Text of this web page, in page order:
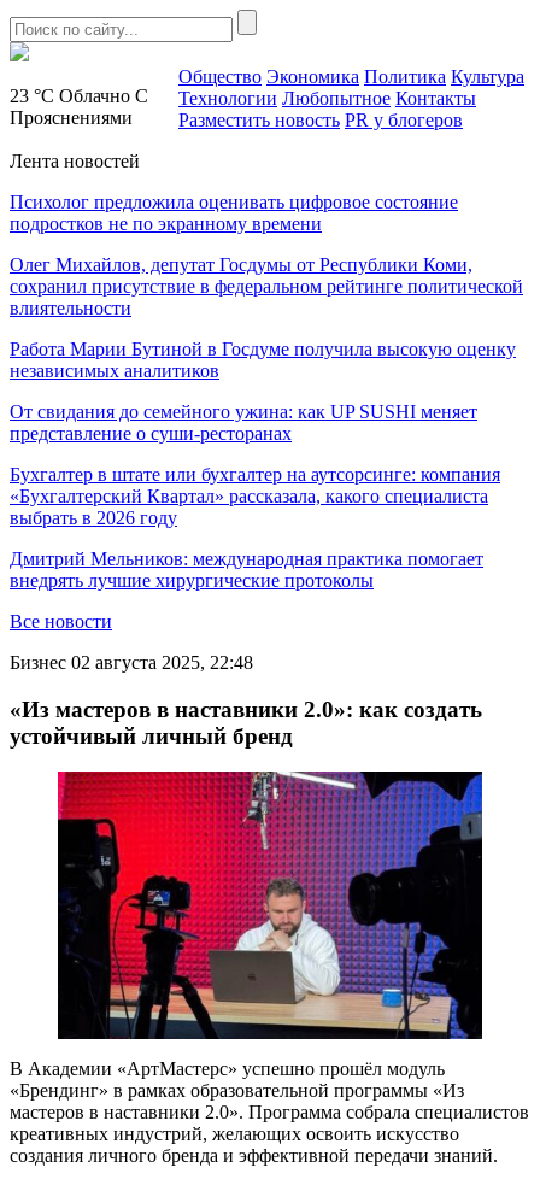
23 °C Облачно С
Прояснениями
Общество Экономика Политика Культура
Технологии Любопытное Контакты
Разместить новость PR у блогеров
Лента новостей
Психолог предложила оценивать цифровое состояние
подростков не по экранному времени
Олег Михайлов, депутат Госдумы от Республики Коми,
сохранил присутствие в федеральном рейтинге политической
влиятельности
Работа Марии Бутиной в Госдуме получила высокую оценку
независимых аналитиков
От свидания до семейного ужина: как UP SUSHI меняет
представление о суши-ресторанах
Бухгалтер в штате или бухгалтер на аутсорсинге: компания
«Бухгалтерский Квартал» рассказала, какого специалиста
выбрать в 2026 году
Дмитрий Мельников: международная практика помогает
внедрять лучшие хирургические протоколы
Все новости
Бизнес 02 августа 2025, 22:48
«Из мастеров в наставники 2.0»: как создать
устойчивый личный бренд
В Академии «АртМастерс» успешно прошёл модуль
«Брендинг» в рамках образовательной программы «Из
мастеров в наставники 2.0». Программа собрала специалистов
креативных индустрий, желающих освоить искусство
создания личного бренда и эффективной передачи знаний.